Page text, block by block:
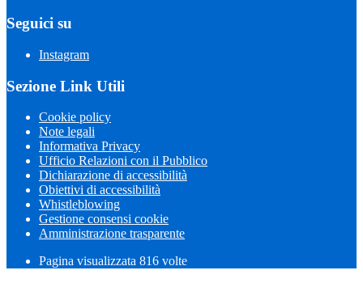
Seguici su
Instagram
Sezione Link Utili
Cookie policy
Note legali
Informativa Privacy
Ufficio Relazioni con il Pubblico
Dichiarazione di accessibilità
Obiettivi di accessibilità
Whistleblowing
Gestione consensi cookie
Amministrazione trasparente
Pagina visualizzata 816 volte